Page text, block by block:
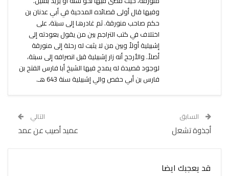
وفيها قال أولى قصائده المدحية في أبي عدنان بن
حكم صاحب منورقة. ثم غادرها إلى سبتة، على
اختلاف في كتب التراجم بين من يقول بعودته إلى
إشبيلية أولاً وبين من لا يثبت له رحلة إلى منورقة
أصلاً. والأرجح أنه زار إشبيلية قبل انصرافه إلى سبتة،
لوجود قصيدة له يمدح فيها الشيخ أبا فارس الفتح بن
فارس بن أبي حفص والي إشبيلية سنة 643 هـ.
السابق
أجذوة تشعل
التالي
عميد أصيب عن عمد
قد يعجبك ايضا